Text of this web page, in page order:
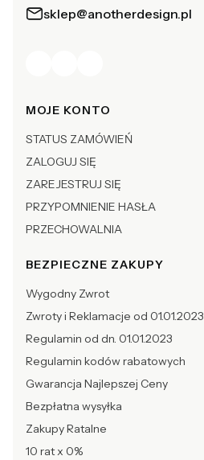
sklep@anotherdesign.pl
Linki w stopce
MOJE KONTO
STATUS ZAMÓWIEŃ
ZALOGUJ SIĘ
ZAREJESTRUJ SIĘ
PRZYPOMNIENIE HASŁA
PRZECHOWALNIA
BEZPIECZNE ZAKUPY
Wygodny Zwrot
Zwroty i Reklamacje od 01.01.2023
Regulamin od dn. 01.01.2023
Regulamin kodów rabatowych
Gwarancja Najlepszej Ceny
Bezpłatna wysyłka
Zakupy Ratalne
10 rat x 0%